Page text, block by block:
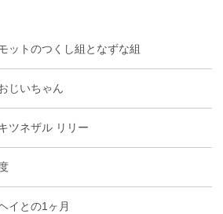
ットのつくし組となずな組
じいちゃん
ツネザル リリー
イとの1ヶ月